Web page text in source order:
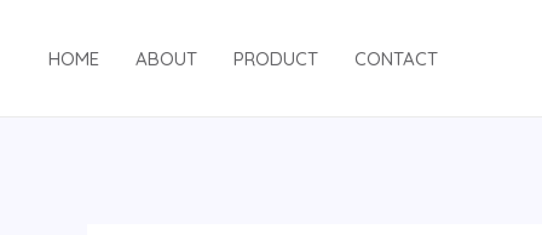
HOME ABOUT PRODUCT CONTACT